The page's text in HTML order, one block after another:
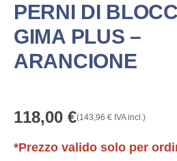
PERNI DI
GIMA PLUS –
ARANCIONE
118,00 €(143,96 € IVA incl.)
*Prezzo valido solo per